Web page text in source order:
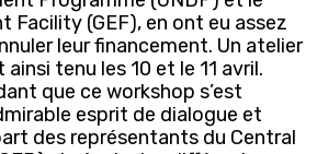
Facility (GEF), en ont eu assez
leur financement. Un atelier
ainsi tenu les 10 et le 11 avril.
que ce workshop s’est
esprit de dialogue et
des représentants du Central